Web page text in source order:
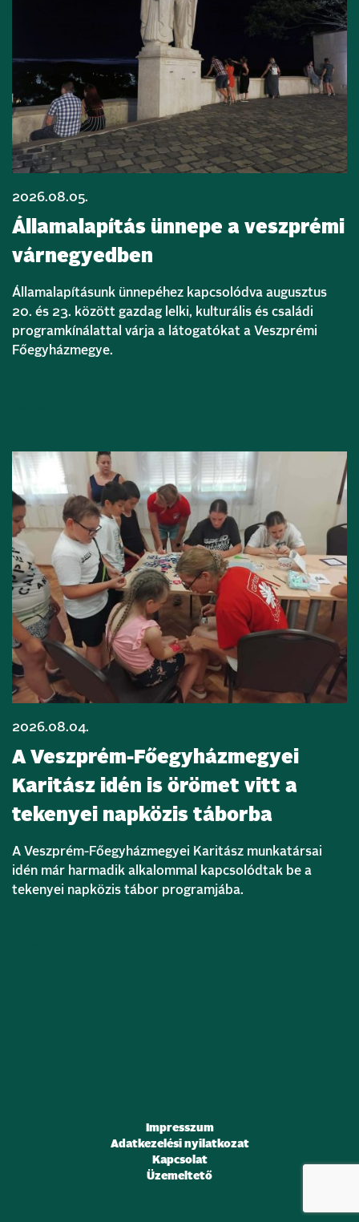
2026.08.05.
Államalapítás ünnepe a veszprémi
várnegyedben
Államalapításunk ünnepéhez kapcsolódva augusztus
20. és 23. között gazdag lelki, kulturális és családi
programkínálattal várja a látogatókat a Veszprémi
Főegyházmegye.
2026.08.04.
A Veszprém-Főegyházmegyei
Karitász idén is örömet vitt a
tekenyei napközis táborba
A Veszprém-Főegyházmegyei Karitász munkatársai
idén már harmadik alkalommal kapcsolódtak be a
tekenyei napközis tábor programjába.
Impresszum
Adatkezelési nyilatkozat
Kapcsolat
Üzemeltető